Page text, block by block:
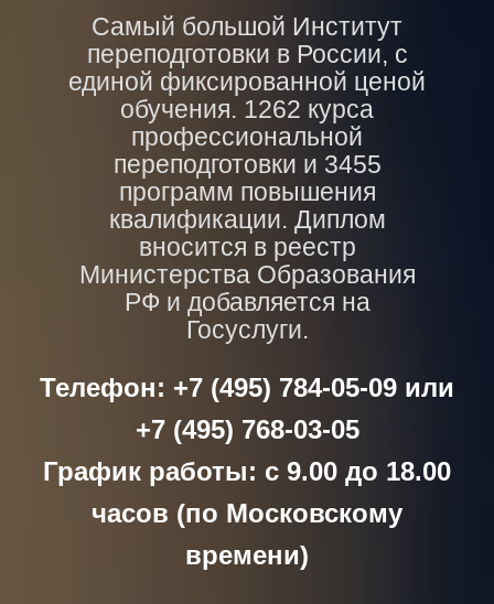
Самый большой Институт
переподготовки в России, с
единой фиксированной ценой
обучения. 1262 курса
профессиональной
переподготовки и 3455
программ повышения
квалификации. Диплом
вносится в реестр
Министерства Образования
РФ и добавляется на
Госуслуги.
Телефон: +7 (495) 784-05-09 или
+7 (495) 768-03-05
График работы: с 9.00 до 18.00
часов (по Московскому
времени)